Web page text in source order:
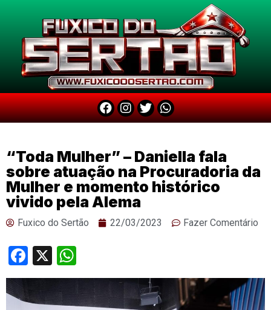
“Toda Mulher” – Daniella fala
sobre atuação na Procuradoria da
Mulher e momento histórico
vivido pela Alema
Fuxico do Sertão 22/03/2023 Fazer Comentário
Facebook
X